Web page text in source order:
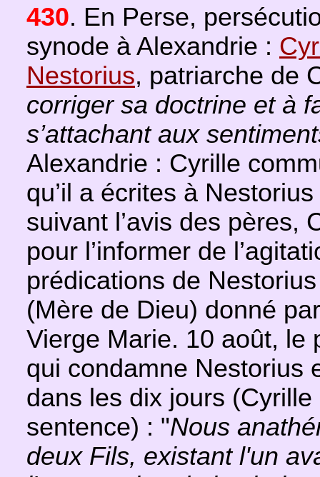
430. En Perse,
synode à Alexandrie :
Nestorius, patriarche de
corriger sa doctrine et à
s’attachant aux
Alexandrie : Cyrille
qu’il a écrites à
suivant l’avis des pères,
pour l’informer de
prédications de
(Mère de Dieu) donné
Vierge Marie. 10 août, le
qui condamne Nestorius
dans les dix jours
sentence) : "Nous
deux Fils, existant l'un